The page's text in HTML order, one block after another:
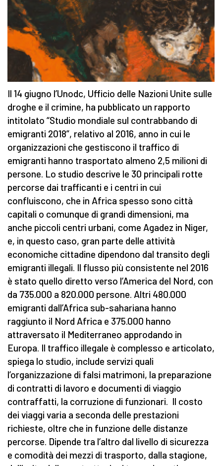
Il 14 giugno l’Unodc, Ufficio delle Nazioni Unite sulle
droghe e il crimine, ha pubblicato un rapporto
intitolato “Studio mondiale sul contrabbando di
emigranti 2018”, relativo al 2016, anno in cui le
organizzazioni che gestiscono il traffico di
emigranti hanno trasportato almeno 2,5 milioni di
persone. Lo studio descrive le 30 principali rotte
percorse dai trafficanti e i centri in cui
confluiscono, che in Africa spesso sono città
capitali o comunque di grandi dimensioni, ma
anche piccoli centri urbani, come Agadez in Niger,
e, in questo caso, gran parte delle attività
economiche cittadine dipendono dal transito degli
emigranti illegali. Il flusso più consistente nel 2016
è stato quello diretto verso l’America del Nord, con
da 735.000 a 820.000 persone. Altri 480.000
emigranti dall’Africa sub-sahariana hanno
raggiunto il Nord Africa e 375.000 hanno
attraversato il Mediterraneo approdando in
Europa. Il traffico illegale è complesso e articolato,
spiega lo studio, include servizi quali
l’organizzazione di falsi matrimoni, la preparazione
di contratti di lavoro e documenti di viaggio
contraffatti, la corruzione di funzionari. Il costo
dei viaggi varia a seconda delle prestazioni
richieste, oltre che in funzione delle distanze
percorse. Dipende tra l’altro dal livello di sicurezza
e comodità dei mezzi di trasporto, dalla stagione,